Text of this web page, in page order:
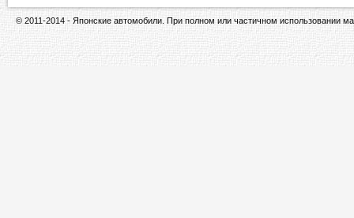
© 2011-2014 - Японские автомобили. При полном или частичном использовании